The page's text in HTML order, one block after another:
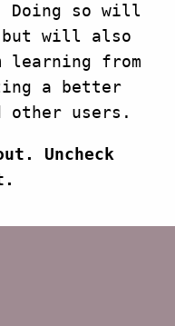
Doing so will
but will also
learning from
a better
other users.
Uncheck